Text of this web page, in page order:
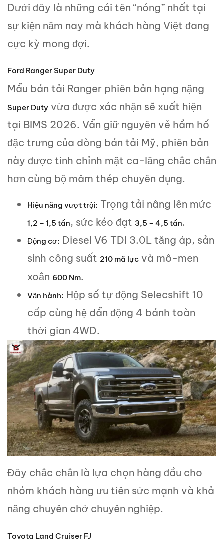
Dưới đây là những cái tên “nóng” nhất tại
sự kiện năm nay mà khách hàng Việt đang
cực kỳ mong đợi.
Ford Ranger Super Duty
Mẫu bán tải Ranger phiên bản hạng nặng
Super Duty vừa được xác nhận sẽ xuất hiện
tại BIMS 2026. Vẫn giữ nguyên vẻ hầm hố
đặc trưng của dòng bán tải Mỹ, phiên bản
này được tinh chỉnh mặt ca-lăng chắc chắn
hơn cùng bộ mâm thép chuyên dụng.
Hiệu năng vượt trội: Trọng tải nâng lên mức
1,2 – 1,5 tấn, sức kéo đạt 3,5 – 4,5 tấn.
Động cơ: Diesel V6 TDI 3.0L tăng áp, sản
sinh công suất 210 mã lực và mô-men
xoắn 600 Nm.
Vận hành: Hộp số tự động Selecshift 10
cấp cùng hệ dẫn động 4 bánh toàn
thời gian 4WD.
Đây chắc chắn là lựa chọn hàng đầu cho
nhóm khách hàng ưu tiên sức mạnh và khả
năng chuyên chở chuyên nghiệp.
Toyota Land Cruiser FJ